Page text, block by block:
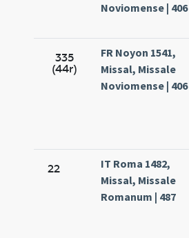
Noviomense | 406
335
(44r)
FR Noyon 1541,
Missal, Missale
Noviomense | 406
22
IT Roma 1482,
Missal, Missale
Romanum | 487